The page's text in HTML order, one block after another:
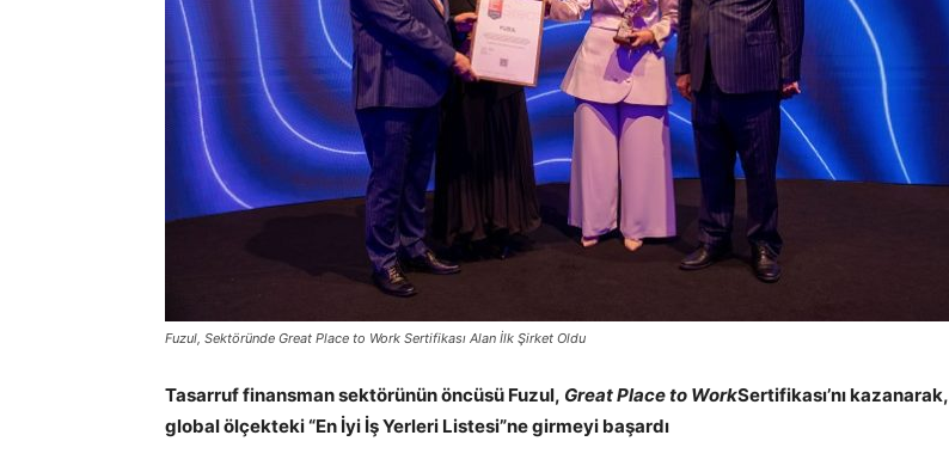
Fuzul, Sektöründe Great Place to Work Sertifikası Alan İlk Şirket Oldu
Tasarruf finansman sektörünün öncüsü Fuzul, Great Place to WorkSertifikası’nı kazanarak,
global ölçekteki “En İyi İş Yerleri Listesi”ne girmeyi başardı